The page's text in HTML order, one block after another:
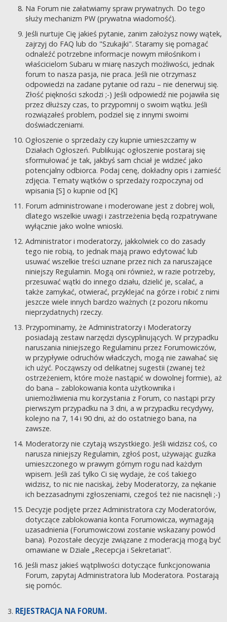
Na Forum nie załatwiamy spraw prywatnych. Do tego
służy mechanizm PW (prywatna wiadomość).
Jeśli nurtuje Cię jakieś pytanie, zanim założysz nowy wątek,
zajrzyj do FAQ lub do "Szukajki". Staramy się pomagać
odnaleźć potrzebne informacje nowym miłośnikom i
właścicielom Subaru w miarę naszych możliwości, jednak
forum to nasza pasja, nie praca. Jeśli nie otrzymasz
odpowiedzi na zadane pytanie od razu – nie denerwuj się.
Złość piękności szkodzi ;-) Jeśli odpowiedź nie pojawiła się
przez dłuższy czas, to przypomnij o swoim wątku. Jeśli
rozwiązałeś problem, podziel się z innymi swoimi
doświadczeniami.
Ogłoszenie o sprzedaży czy kupnie umieszczamy w
Działach Ogłoszeń. Publikując ogłoszenie postaraj się
sformułować je tak, jakbyś sam chciał je widzieć jako
potencjalny odbiorca. Podaj cenę, dokładny opis i zamieść
zdjęcia. Tematy wątków o sprzedaży rozpoczynaj od
wpisania [S] o kupnie od [K]
Forum administrowane i moderowane jest z dobrej woli,
dlatego wszelkie uwagi i zastrzeżenia będą rozpatrywane
wyłącznie jako wolne wnioski.
Administrator i moderatorzy, jakkolwiek co do zasady
tego nie robią, to jednak mają prawo edytować lub
usuwać wszelkie treści uznane przez nich za naruszające
niniejszy Regulamin. Mogą oni również, w razie potrzeby,
przesuwać wątki do innego działu, dzielić je, scalać, a
także zamykać, otwierać, przyklejać na górze i robić z nimi
jeszcze wiele innych bardzo ważnych (z pozoru nikomu
nieprzydatnych) rzeczy.
Przypominamy, że Administratorzy i Moderatorzy
posiadają zestaw narzędzi dyscyplinujących. W przypadku
naruszania niniejszego Regulaminu przez Forumowiczów,
w przypływie odruchów władczych, mogą nie zawahać się
ich użyć. Począwszy od delikatnej sugestii (zwanej też
ostrzeżeniem, które może nastąpić w dowolnej formie), aż
do bana – zablokowania konta użytkownika i
uniemożliwienia mu korzystania z Forum, co nastąpi przy
pierwszym przypadku na 3 dni, a w przypadku recydywy,
kolejno na 7, 14 i 90 dni, aż do ostatniego bana, na
zawsze.
Moderatorzy nie czytają wszystkiego. Jeśli widzisz coś, co
narusza niniejszy Regulamin, zgłoś post, używając guzika
umieszczonego w prawym górnym rogu nad każdym
wpisem. Jeśli zaś tylko Ci się wydaje, że coś takiego
widzisz, to nic nie naciskaj, żeby Moderatorzy, za nękanie
ich bezzasadnymi zgłoszeniami, czegoś też nie nacisnęli ;-)
Decyzje podjęte przez Administratora czy Moderatorów,
dotyczące zablokowania konta Forumowicza, wymagają
uzasadnienia (Forumowiczowi zostanie wskazany powód
bana). Pozostałe decyzje związane z moderacją mogą być
omawiane w Dziale „Recepcja i Sekretariat”.
Jeśli masz jakieś wątpliwości dotyczące funkcjonowania
Forum, zapytaj Administratora lub Moderatora. Postarają
się pomóc.
REJESTRACJA NA FORUM.